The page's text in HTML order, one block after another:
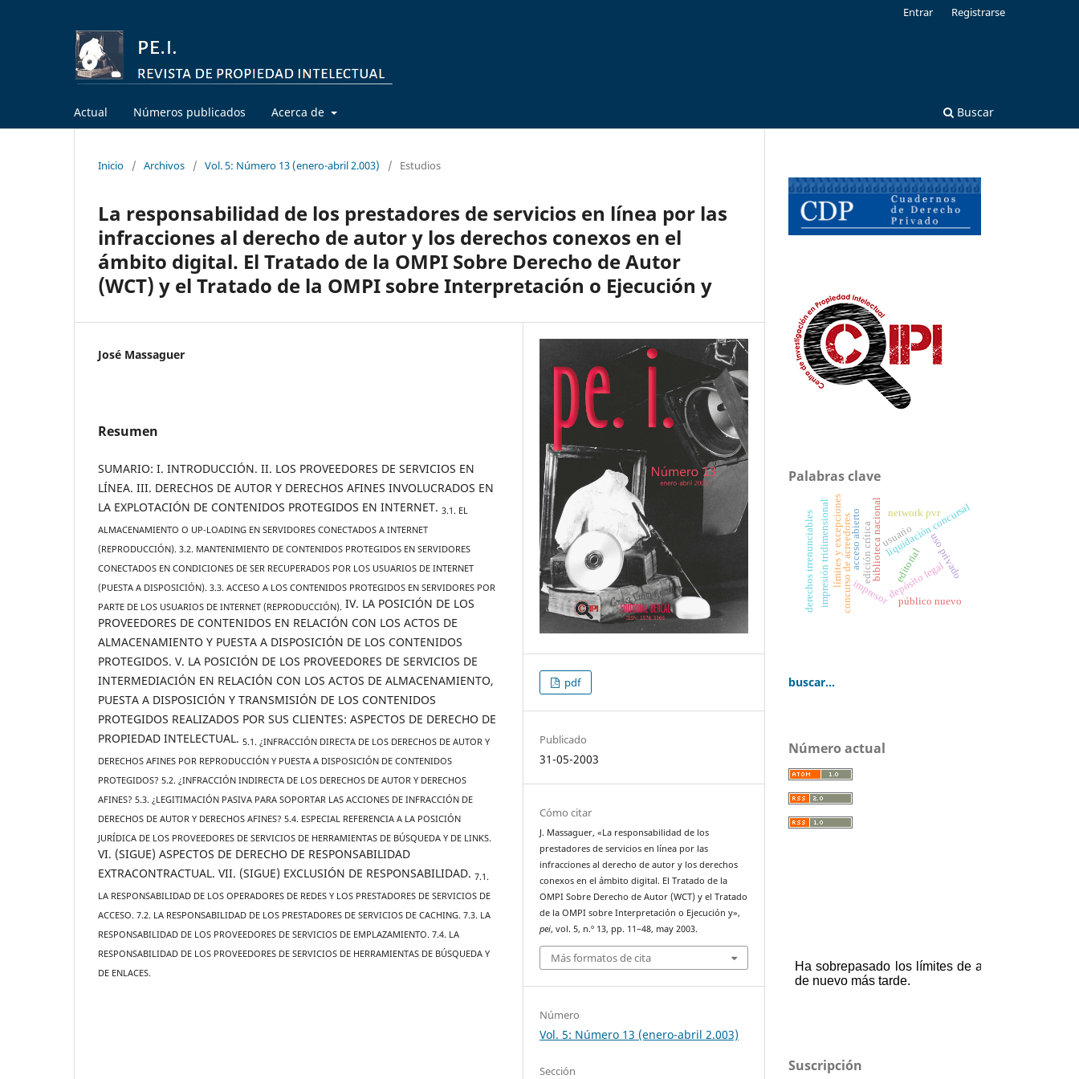
Actual Números publicados Acerca de Buscar
Entrar Registrarse
Inicio / Archivos / Vol. 5: Número 13 (enero-abril 2.003) / Estudios
La responsabilidad de los prestadores de servicios en línea por las
infracciones al derecho de autor y los derechos conexos en el
ámbito digital. El Tratado de la OMPI Sobre Derecho de Autor
(WCT) y el Tratado de la OMPI sobre Interpretación o Ejecución y
José Massaguer
Resumen
SUMARIO: I. INTRODUCCIÓN. II. LOS PROVEEDORES DE SERVICIOS EN
LÍNEA. III. DERECHOS DE AUTOR Y DERECHOS AFINES INVOLUCRADOS EN
LA EXPLOTACIÓN DE CONTENIDOS PROTEGIDOS EN INTERNET. 3.1. EL
ALMACENAMIENTO O UP-LOADING EN SERVIDORES CONECTADOS A INTERNET
(REPRODUCCIÓN). 3.2. MANTENIMIENTO DE CONTENIDOS PROTEGIDOS EN SERVIDORES
CONECTADOS EN CONDICIONES DE SER RECUPERADOS POR LOS USUARIOS DE INTERNET
(PUESTA A DISPOSICIÓN). 3.3. ACCESO A LOS CONTENIDOS PROTEGIDOS EN SERVIDORES POR
PARTE DE LOS USUARIOS DE INTERNET (REPRODUCCIÓN). IV. LA POSICIÓN DE LOS
PROVEEDORES DE CONTENIDOS EN RELACIÓN CON LOS ACTOS DE
ALMACENAMIENTO Y PUESTA A DISPOSICIÓN DE LOS CONTENIDOS
PROTEGIDOS. V. LA POSICIÓN DE LOS PROVEEDORES DE SERVICIOS DE
INTERMEDIACIÓN EN RELACIÓN CON LOS ACTOS DE ALMACENAMIENTO,
PUESTA A DISPOSICIÓN Y TRANSMISIÓN DE LOS CONTENIDOS
PROTEGIDOS REALIZADOS POR SUS CLIENTES: ASPECTOS DE DERECHO DE
PROPIEDAD INTELECTUAL. 5.1. ¿INFRACCIÓN DIRECTA DE LOS DERECHOS DE AUTOR Y
DERECHOS AFINES POR REPRODUCCIÓN Y PUESTA A DISPOSICIÓN DE CONTENIDOS
PROTEGIDOS? 5.2. ¿INFRACCIÓN INDIRECTA DE LOS DERECHOS DE AUTOR Y DERECHOS
AFINES? 5.3. ¿LEGITIMACIÓN PASIVA PARA SOPORTAR LAS ACCIONES DE INFRACCIÓN DE
DERECHOS DE AUTOR Y DERECHOS AFINES? 5.4. ESPECIAL REFERENCIA A LA POSICIÓN
JURÍDICA DE LOS PROVEEDORES DE SERVICIOS DE HERRAMIENTAS DE BÚSQUEDA Y DE LINKS.
VI. (SIGUE) ASPECTOS DE DERECHO DE RESPONSABILIDAD
EXTRACONTRACTUAL. VII. (SIGUE) EXCLUSIÓN DE RESPONSABILIDAD. 7.1.
LA RESPONSABILIDAD DE LOS OPERADORES DE REDES Y LOS PRESTADORES DE SERVICIOS DE
ACCESO. 7.2. LA RESPONSABILIDAD DE LOS PRESTADORES DE SERVICIOS DE CACHING. 7.3. LA
RESPONSABILIDAD DE LOS PROVEEDORES DE SERVICIOS DE EMPLAZAMIENTO. 7.4. LA
RESPONSABILIDAD DE LOS PROVEEDORES DE SERVICIOS DE HERRAMIENTAS DE BÚSQUEDA Y
DE ENLACES.
pdf
Publicado
31-05-2003
Cómo citar
J. Massaguer, «La responsabilidad de los
prestadores de servicios en línea por las
infracciones al derecho de autor y los derechos
conexos en el ámbito digital. El Tratado de la
OMPI Sobre Derecho de Autor (WCT) y el Tratado
de la OMPI sobre Interpretación o Ejecución y»,
pei, vol. 5, n.º 13, pp. 11–48, may 2003.
Más formatos de cita
Número
Vol. 5: Número 13 (enero-abril 2.003)
Sección
Palabras clave
edición crítica
concurso de acreedores biblioteca nacional editorial
impresor
liquidación concursal
depósito legal
límites y excepciones usuario
network pvr
uso privado
público nuevo
impresión tridimensional acceso abierto
derechos irrenunciables
buscar...
Número actual
Suscripción